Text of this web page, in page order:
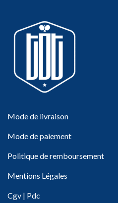
Mode de livraison
Mode de paiement
Politique de remboursement
Mentions Légales
Cgv | Pdc